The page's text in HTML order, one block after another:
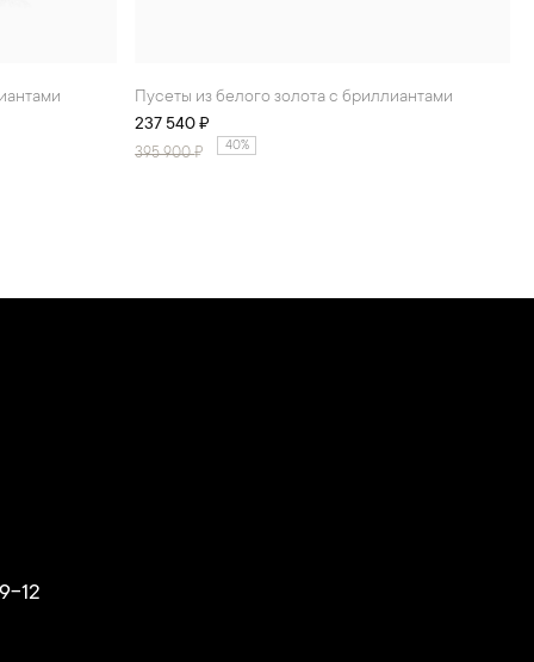
Пусеты из белого золота с бриллиантами
237 540 ₽
395 900₽ 40%
12